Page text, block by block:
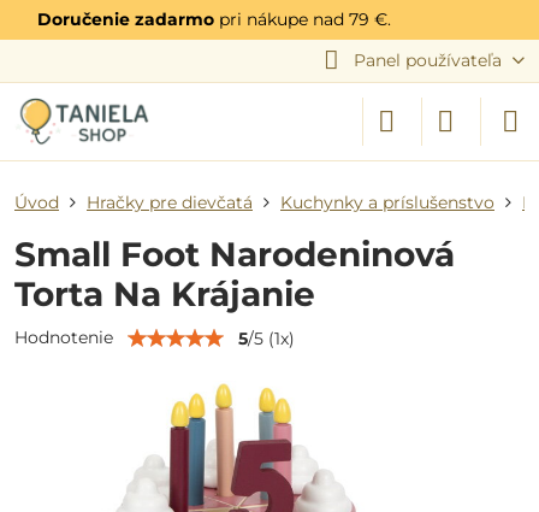
Doručenie zadarmo pri nákupe nad 79 €.
Panel používateľa
Úvod Hračky pre dievčatá Kuchynky a príslušenstvo
Small Foot Narodeninová
Torta Na Krájanie
Hodnotenie 5/5 (1x)